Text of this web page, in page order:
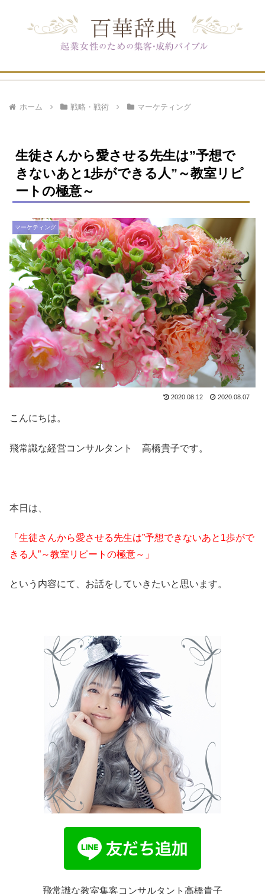
ホーム 戦略・戦術 マーケティング
生徒さんから愛させる先生は”予想で
きないあと1歩ができる人”～教室リピ
ートの極意～
マーケティング
2020.08.12 2020.08.07
こんにちは。
飛常識な経営コンサルタント 高橋貴子です。
本日は、
「生徒さんから愛させる先生は”予想できないあと1歩がで
きる人”～教室リピートの極意～」
という内容にて、お話をしていきたいと思います。
飛常識な教室集客コンサルタント高橋貴子